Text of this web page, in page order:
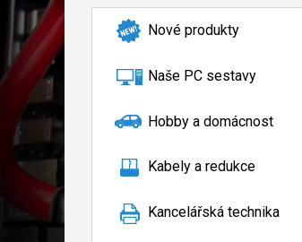
Nové produkty
Naše PC sestavy
Hobby a domácnost
Kabely a redukce
Kancelářská technika